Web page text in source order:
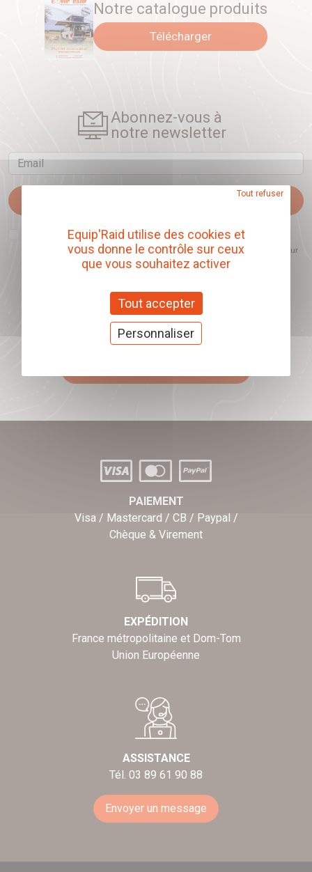
Notre catalogue produits
Télécharger
Abonnez-vous à
notre newsletter
Email
J'accepte que l'ouverture des newsletters soit mesurée, afin de mieux
comprendre les sujets qui m'intéressent et d'améliorer les contenus
proposés. Ce choix est modifiable à tout moment et reste sans incidence sur
mon inscription.
Offrez nos chèques
cadeaux
PAIEMENT
Visa / Mastercard / CB / Paypal /
Chèque & Virement
EXPÉDITION
France métropolitaine et Dom-Tom
Union Européenne
ASSISTANCE
Tél. 03 89 61 90 88
Envoyer un message
Equip'Raid utilise des cookies et
vous donne le contrôle sur ceux
que vous souhaitez activer
Tout accepter
Tout refuser
Personnaliser